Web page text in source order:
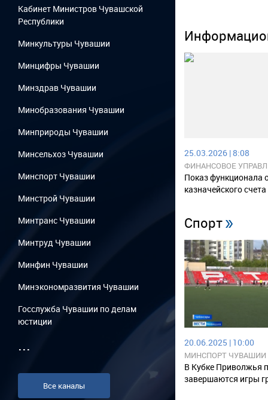
Кабинет Министров Чувашской
Республики
Минкультуры Чувашии
Минцифры Чувашии
Минздрав Чувашии
Минобразования Чувашии
Минприроды Чувашии
Минсельхоз Чувашии
Минспорт Чувашии
Минстрой Чувашии
Минтранс Чувашии
Минтруд Чувашии
Минфин Чувашии
Минэкономразвития Чувашии
Госслужба Чувашии по делам
юстиции
...
Все каналы
25.03.2026 | 8:08
ФИНАНСОВОЕ
АДМИНИСТРАЦИИ
Показ функционала
казначейского счета
Спорт
20.06.2025 | 10:00
МИНСПОРТ ЧУВАШИИ
В Кубке Приволжья
завершаются игры